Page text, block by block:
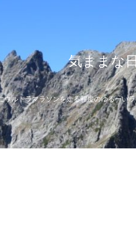
気ままな
ウルトラマラソンを走る程度のゆるーい